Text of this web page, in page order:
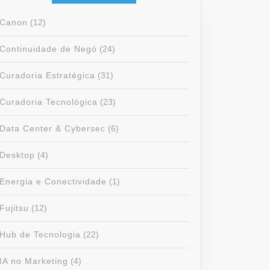
Canon (12)
Continuidade de Negó (24)
Curadoria Estratégica (31)
Curadoria Tecnológica (23)
Data Center & Cybersec (6)
Desktop (4)
Energia e Conectividade (1)
Fujitsu (12)
Hub de Tecnologia (22)
IA no Marketing (4)